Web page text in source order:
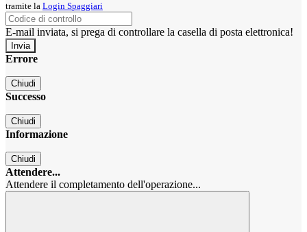
tramite la Login Spaggiari
E-mail inviata, si prega di controllare la casella di posta elettronica!
Errore
Chiudi
Successo
Chiudi
Informazione
Chiudi
Attendere...
Attendere il completamento dell'operazione...